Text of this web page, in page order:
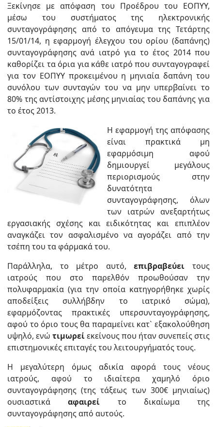
Ξεκίνησε με απόφαση του Προέδρου του ΕΟΠΥΥ,
μέσω του συστήματος της ηλεκτρονικής
συνταγογράφησης από το απόγευμα της Τετάρτης
15/01/14, η εφαρμογή έλεγχου του ορίου (δαπάνης)
συνταγογράφησης ανά ιατρό για το έτος 2014 που
καθορίζει τα όρια για κάθε ιατρό που συνταγογραφεί
για τον ΕΟΠΥΥ προκειμένου η μηνιαία δαπάνη του
συνόλου των συνταγών του να μην υπερβαίνει το
80% της αντίστοιχης μέσης μηνιαίας του δαπάνης για
το έτος 2013.
Η εφαρμογή της απόφασης
είναι πρακτικά μη
εφαρμόσιμη αφού
δημιουργεί μεγάλους
περιορισμούς στην
δυνατότητα
συνταγογράφησης, όλων
των ιατρών ανεξαρτήτως
εργασιακής σχέσης και ειδικότητας και επιπλέον
αναγκάζει τον ασφαλισμένο να αγοράζει από την
τσέπη του τα φάρμακά του.
Παράλληλα, το μέτρο αυτό,επιβραβεύει τους
ιατρούς που στο παρελθόν προωθούσαν την
πολυφαρμακία (για την οποία κατηγορήθηκε χωρίς
αποδείξεις συλλήβδην το ιατρικό σώμα),
εφαρμόζοντας πρακτικές υπερσυνταγογράφησης,
αφού το όριο τους θα παραμείνει κατ` εξακολούθηση
υψηλό, ενώ τιμωρείεκείνους που ήταν συνεπείς στις
επιστημονικές επιταγές του λειτουργήματός τους.
H μεγαλύτερη όμως αδικία αφορά τους νέους
ιατρούς, αφού το ιδιαίτερα χαμηλό όριο
συνταγογράφησης (της τάξεως των 300€ μηνιαίως)
ουσιαστικάαφαιρεί το δικαίωμα της
συνταγογράφησης από αυτούς.